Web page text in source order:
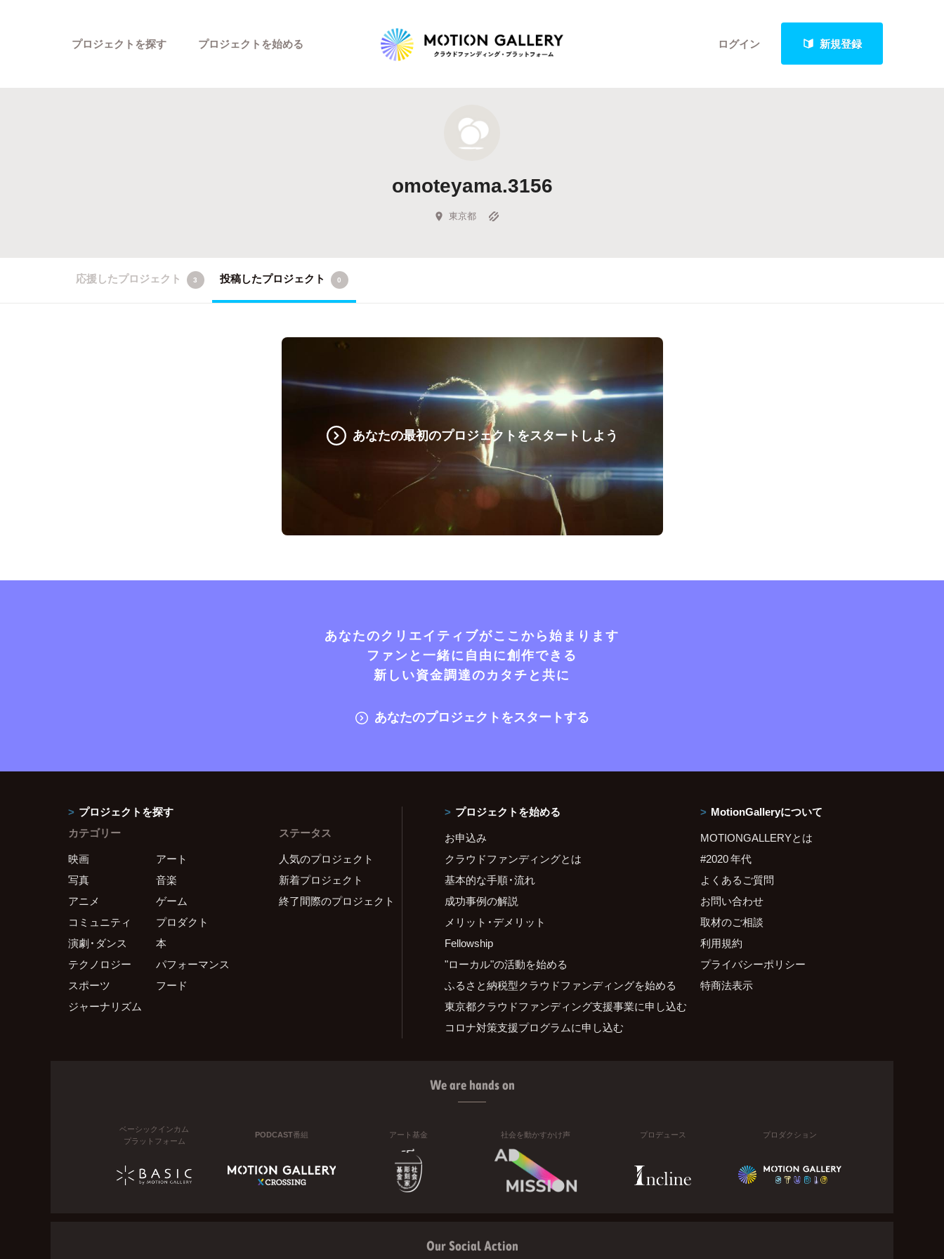
ログイン 新規登録
プロジェクトを探す
新着プロジェクト
Feature
キュレーターから探す
プロジェクトを始める
omoteyama.3156
東京都
応援したプロジェクト 3 投稿したプロジェクト 0
あなたの最初のプロジェクトをスタートしよう
あなたのクリエイティブがここから始まります
ファンと一緒に自由に創作できる
新しい資金調達のカタチと共に
あなたのプロジェクトをスタートする
プロジェクトを探す
カテゴリー
映画
アート
写真
音楽
アニメ
ゲーム
コミュニティ
プロダクト
演劇・ダンス
本
テクノロジー
パフォーマンス
スポーツ
フード
ジャーナリズム
ステータス
人気のプロジェクト
新着プロジェクト
終了間際のプロジェクト
プロジェクトを始める
お申込み
クラウドファンディングとは
基本的な手順・流れ
成功事例の解説
メリット・デメリット
Fellowship
"ローカル"の活動を始める
ふるさと納税型クラウドファンディングを始める
東京都クラウドファンディング支援事業に申し込む
コロナ対策支援プログラムに申し込む
MotionGalleryについて
MOTIONGALLERYとは
#2020 年代
よくあるご質問
お問い合わせ
取材のご相談
利用規約
プライバシーポリシー
特商法表示
We are hands on
ベーシックインカム
プラットフォーム
PODCAST番組 アート基金 社会を動かすかけ声 プロデュース プロダクション
Our Social Action